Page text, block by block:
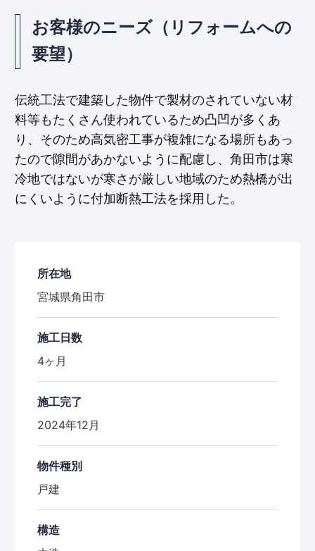
お客様のニーズ（リフォームへの
要望）
伝統工法で建築した物件で製材のされていない材
料等もたくさん使われているため凸凹が多くあ
り、そのため高気密工事が複雑になる場所もあっ
たので隙間があかないように配慮し、角田市は寒
冷地ではないが寒さが厳しい地域のため熱橋が出
にくいように付加断熱工法を採用した。
所在地
宮城県角田市
施工日数
4ヶ月
施工完了
2024年12月
物件種別
戸建
構造